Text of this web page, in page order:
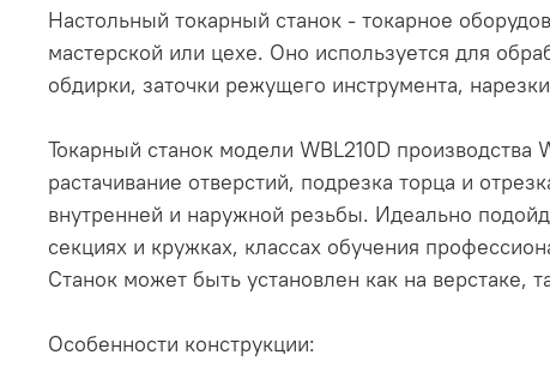
Настольный токарный станок - токарное
мастерской или цехе. Оно используется для
обдирки, заточки режущего инструмента,
Токарный станок модели WBL210D
растачивание отверстий, подрезка торца и
внутренней и наружной резьбы. Идеально
секциях и кружках, классах обучения
Станок может быть установлен как на верстаке,
Особенности конструкции: